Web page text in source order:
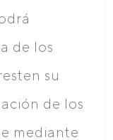
de los
su
de los
mediante